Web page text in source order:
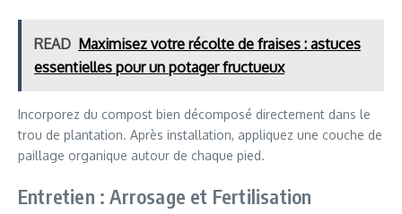
READ Maximisez votre récolte de fraises : astuces
essentielles pour un potager fructueux
Incorporez du compost bien décomposé directement dans le
trou de plantation. Après installation, appliquez une couche de
paillage organique autour de chaque pied.
Entretien : Arrosage et Fertilisation